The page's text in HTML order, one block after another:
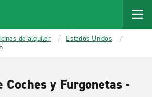
de alquiler
Estados Unidos
Coches y Furgonetas -